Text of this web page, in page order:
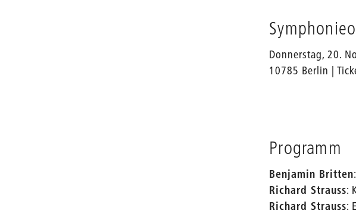
Donnerstag, 20.
10785 Berlin |
Programm
Benjamin Britten
Richard Strauss:
Richard Strauss: